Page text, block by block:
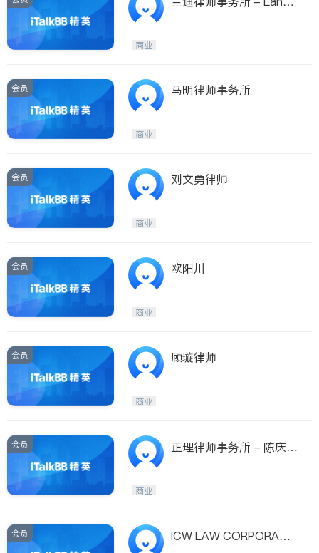
商业
会员 马明律师事务所
商业
会员 刘文勇律师
商业
会员 欧阳川
商业
会员 顾璇律师
商业
会员
正理律师事务所 - 陈庆嘉
商业
会员
ICW LAW CORPORATI